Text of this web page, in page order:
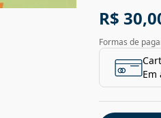
R$
Formas de
Em